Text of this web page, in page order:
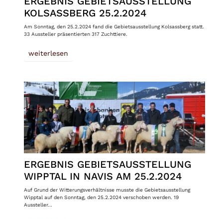
KOLSASSBERG 25.2.2024
Am Sonntag, den 25.2.2024 fand die Gebietsausstellung Kolsassberg statt.
33 Aussteller präsentierten 317 Zuchttiere.
weiterlesen
ERGEBNIS GEBIETSAUSSTELLUNG
WIPPTAL IN NAVIS AM 25.2.2024
Auf Grund der Witterungsverhältnisse musste die Gebietsausstellung
Wipptal auf den Sonntag, den 25.2.2024 verschoben werden. 19
Aussteller…